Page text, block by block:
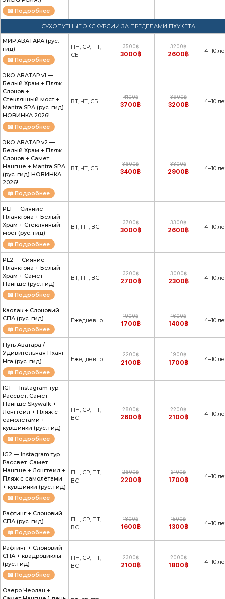
📖 Подробнее
СУХОПУТНЫЕ ЭКСКУРСИИ ЗА ПРЕДЕЛАМИ ПХУКЕТА
МИР АВАТАРА (рус.
гид)
📖 Подробнее
ПН, СР, ПТ,
СБ
3500฿
3000฿
3200฿
2600฿ 4–10
ЭКО АВАТАР v1 —
Белый Храм + Пляж
Слонов +
Стеклянный мост +
Mantra SPA (рус. гид)
НОВИНКА 2026!
📖 Подробнее
ВТ, ЧТ, СБ
4100฿
3700฿
3900฿
3200฿ 4–10
ЭКО АВАТАР v2 —
Белый Храм + Пляж
Слонов + Самет
Нангше + Mantra SPA
(рус. гид) НОВИНКА
2026!
📖 Подробнее
ВТ, ЧТ, СБ
3600฿
3400฿
3300฿
2900฿ 4–10
PL1 — Сияние
Планктона + Белый
Храм + Стеклянный
мост (рус. гид)
📖 Подробнее
ВТ, ПТ, ВС
3700฿
3000฿
3300฿
2600฿ 4–10
PL2 — Сияние
Планктона + Белый
Храм + Самет
Нангше (рус. гид)
📖 Подробнее
ВТ, ПТ, ВС
3200฿
2700฿
3000฿
2300฿ 4–10
Каолак + Слоновий
СПА (рус. гид)
📖 Подробнее
Ежедневно
1900฿
1700฿
1600฿
1400฿ 4–10
Путь Аватара /
Удивительная Пханг
Нга (рус. гид)
📖 Подробнее
Ежедневно
2200฿
2100฿
1900฿
1700฿ 4–10
IG1 — Instagram тур.
Рассвет. Самет
Нангше Skywalk +
Лонгтеил + Пляж с
самолётами +
кувшинки (рус. гид)
📖 Подробнее
ПН, СР, ПТ,
ВС
2800฿
2600฿
2200฿
2100฿ 4–10
IG2 — Instagram тур.
Рассвет. Самет
Нангше + Лонгтеил +
Пляж с самолётами
+ кувшинки (рус. гид)
📖 Подробнее
ПН, СР, ПТ,
ВС
2600฿
2200฿
2100฿
1700฿ 4–10
Рафтинг + Слоновий
СПА (рус. гид)
📖 Подробнее
ПН, СР, ПТ,
ВС
1800฿
1600฿
1500฿
1300฿ 4–10
Рафтинг + Слоновий
СПА + квадроциклы
(рус. гид)
📖 Подробнее
ПН, СР, ПТ,
ВС
2300฿
2100฿
2000฿
1800฿ 4–10
Озеро Чеолан +